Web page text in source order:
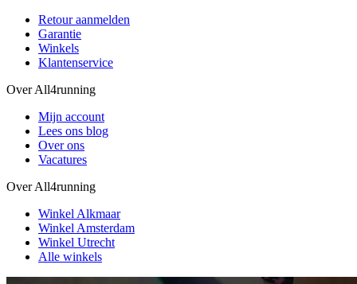
Retour aanmelden
Garantie
Winkels
Klantenservice
Over All4running
Mijn account
Lees ons blog
Over ons
Vacatures
Over All4running
Winkel Alkmaar
Winkel Amsterdam
Winkel Utrecht
Alle winkels